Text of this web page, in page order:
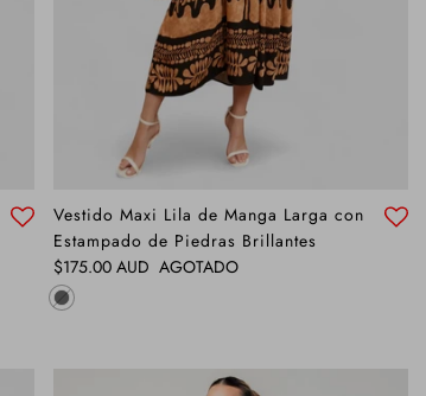
Vestido Maxi Lila de Manga Larga con
Estampado de Piedras Brillantes
Precio normal
$175.00 AUD AGOTADO